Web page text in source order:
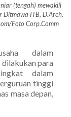
(tengah) mewakili
Ditmawa ITB, D.Arch.
Foto Corp.Comm
dalam
para
dalam
tinggi
masa depan,